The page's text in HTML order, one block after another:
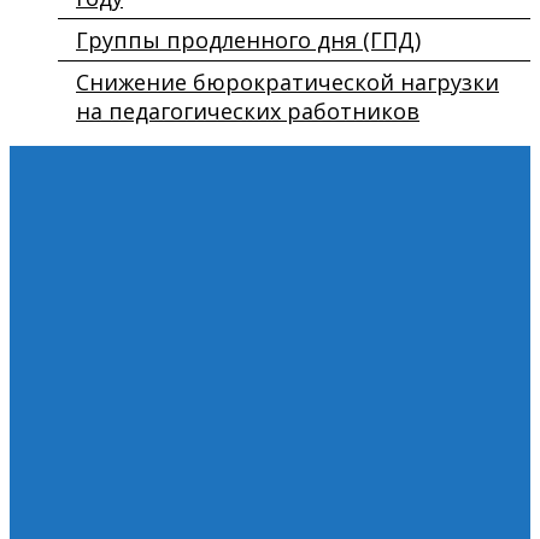
Группы продленного дня (ГПД)
Снижение бюрократической нагрузки
на педагогических работников